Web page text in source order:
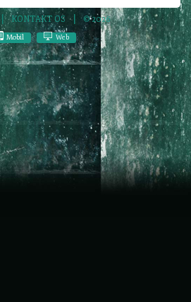
KONTAKT OS © 2026
Mobil Web